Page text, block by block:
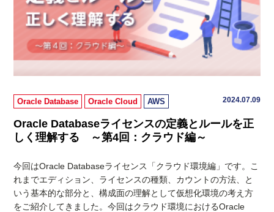
Oracle Database Oracle Cloud AWS 2024.07.09
Oracle Databaseライセンスの定義とルールを正
しく理解する ～第4回：クラウド編～
今回はOracle Databaseライセンス「クラウド環境編」です。こ
れまでエディション、ライセンスの種類、カウントの方法、と
いう基本的な部分と、構成面の理解として仮想化環境の考え方
をご紹介してきました。今回はクラウド環境におけるOracle